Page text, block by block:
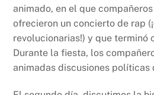
animado, en el que
ofrecieron un concierto de rap
revolucionarias!) y que terminó
Durante la fiesta, los
animadas discusiones políticas